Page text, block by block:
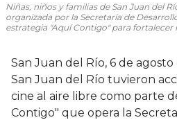
Niñas, niños y familias de San Juan del
organizada por la Secretaría de
estrategia "Aquí Contigo" para fortalecer
San Juan del Río, 6 de agosto
San Juan del Río tuvieron
cine al aire libre como parte
Contigo" que opera la